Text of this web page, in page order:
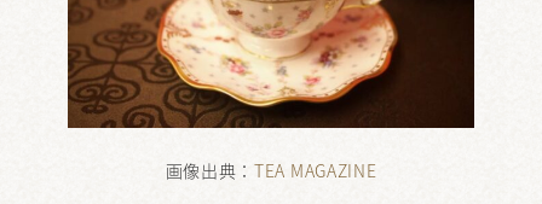
画像出典：TEA MAGAZINE